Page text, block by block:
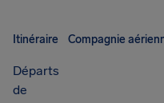
Itinéraire Compagnie
Départs
de